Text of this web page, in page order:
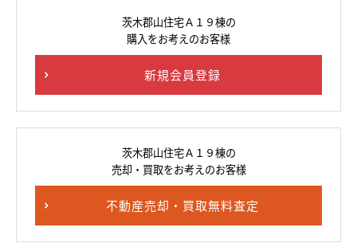
茨木郡山住宅Ａ１９棟の
購入をお考えのお客様
新規会員登録
茨木郡山住宅Ａ１９棟の
売却・買取をお考えのお客様
不動産売却・買取無料査定